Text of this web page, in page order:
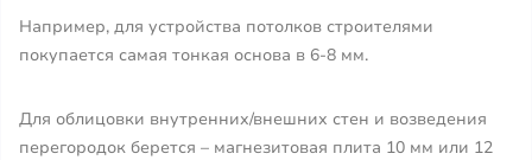
Например, для устройства потолков строителями
покупается самая тонкая основа в 6-8 мм.
Для облицовки внутренних/внешних стен и возведения
перегородок берется – магнезитовая плита 10 мм или 12